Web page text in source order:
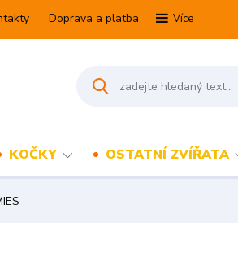
Doprava a platba Více
KOČKY OSTATNÍ ZVÍŘATA